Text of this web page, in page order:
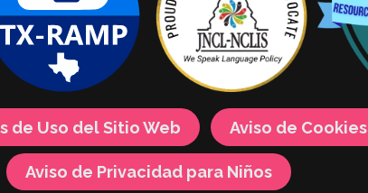
de Uso del Sitio Web Aviso de Cookies
Aviso de Privacidad para Niños